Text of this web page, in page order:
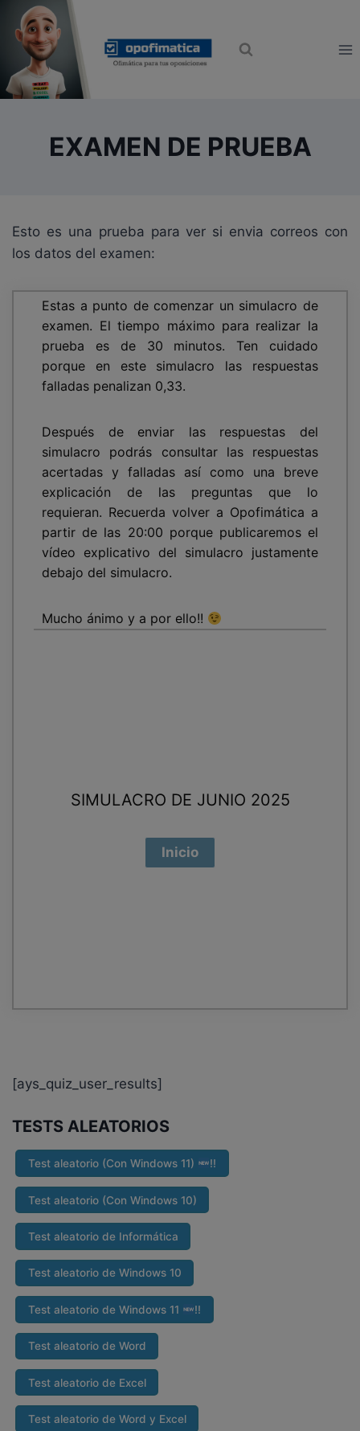
Saltar
contenido
EXAMEN DE PRUEBA
Esto es una prueba para ver si envia correos con
los datos del examen:
Estas a punto de comenzar un simulacro de
examen. El tiempo máximo para realizar la
prueba es de 30 minutos. Ten cuidado
porque en este simulacro las respuestas
falladas penalizan 0,33.
Después de enviar las respuestas del
simulacro podrás consultar las respuestas
acertadas y falladas así como una breve
explicación de las preguntas que lo
requieran. Recuerda volver a Opofimática a
partir de las 20:00 porque publicaremos el
vídeo explicativo del simulacro justamente
debajo del simulacro.
Mucho ánimo y a por ello!!
SIMULACRO DE JUNIO 2025
[ays_quiz_user_results]
TESTS ALEATORIOS
Test aleatorio (Con Windows 11) ‼
Test aleatorio (Con Windows 10)
Test aleatorio de Informática
Test aleatorio de Windows 10
Test aleatorio de Windows 11 ‼
Test aleatorio de Word
Test aleatorio de Excel
Test aleatorio de Word y Excel